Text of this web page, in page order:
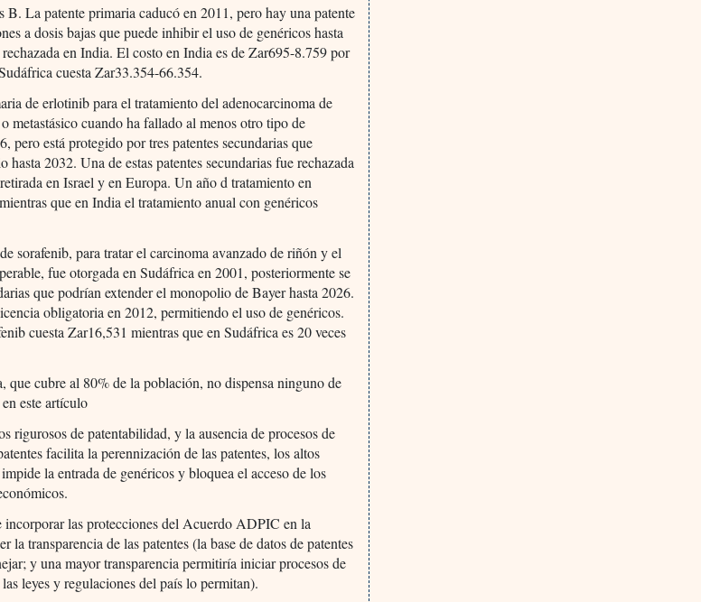
B. La patente primaria caducó en 2011, pero hay una patente
a dosis bajas que puede inhibir el uso de genéricos hasta
en India. El costo en India es de Zar695-8.759 por
cuesta Zar33.354-66.354.
de erlotinib para el tratamiento del adenocarcinoma de
metastásico cuando ha fallado al menos otro tipo de
pero está protegido por tres patentes secundarias que
2032. Una de estas patentes secundarias fue rechazada
en Israel y en Europa. Un año d tratamiento en
que en India el tratamiento anual con genéricos
sorafenib, para tratar el carcinoma avanzado de riñón y el
fue otorgada en Sudáfrica en 2001, posteriormente se
que podrían extender el monopolio de Bayer hasta 2026.
obligatoria en 2012, permitiendo el uso de genéricos.
cuesta Zar16,531 mientras que en Sudáfrica es 20 veces
que cubre al 80% de la población, no dispensa ninguno de
este artículo
rigurosos de patentabilidad, y la ausencia de procesos de
facilita la perennización de las patentes, los altos
la entrada de genéricos y bloquea el acceso de los
las protecciones del Acuerdo ADPIC en la
la transparencia de las patentes (la base de datos de patentes
y una mayor transparencia permitiría iniciar procesos de
leyes y regulaciones del país lo permitan).